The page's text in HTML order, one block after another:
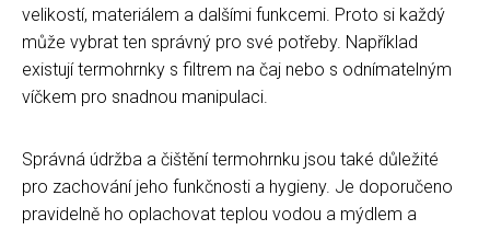
velikostí, materiálem a dalšími funkcemi. Proto si každý
může vybrat ten správný pro své potřeby. Například
existují termohrnky s filtrem na čaj nebo s odnímatelným
víčkem pro snadnou manipulaci.
Správná údržba a čištění termohrnku jsou také důležité
pro zachování jeho funkčnosti a hygieny. Je doporučeno
pravidelně ho oplachovat teplou vodou a mýdlem a